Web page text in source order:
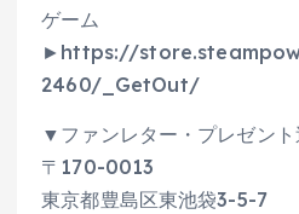
ゲーム
►https://
2460/_GetOut/
▼ファンレター・プレゼン
〒170-0013
東京都豊島区東池袋3-5-7